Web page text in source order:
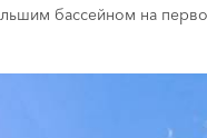
бассейном на